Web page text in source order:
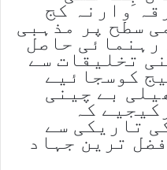
وارنہ کج
سطح پر مذہبی
رہنمائی حاصل
تخلیقات سے
کوسجائیے
بے چینی
کہ
تاریکی سے
ترین جہاد